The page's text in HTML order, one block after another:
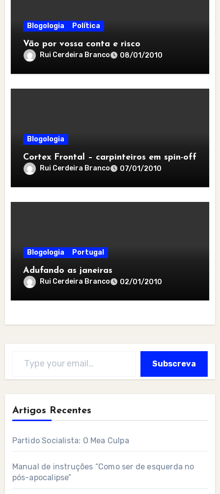
Blogologia Política
Vão por vossa conta e risco
Rui Cerdeira Branco 08/01/2010
Blogologia
Cortex Frontal – carpinteiros em spin-off
Rui Cerdeira Branco 07/01/2010
Blogologia Portugal
Adufando as janeiras
Rui Cerdeira Branco 02/01/2010
Subscreva
Artigos Recentes
Partido Socialista: O Mea Culpa
Manual de instruções “Como ser de esquerda no
pós-apocalipse”